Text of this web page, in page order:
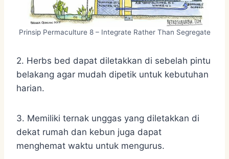
Prinsip Permaculture 8 – Integrate Rather Than Segregate
2. Herbs bed dapat diletakkan di sebelah pintu
belakang agar mudah dipetik untuk kebutuhan
harian.
3. Memiliki ternak unggas yang diletakkan di
dekat rumah dan kebun juga dapat
menghemat waktu untuk mengurus.